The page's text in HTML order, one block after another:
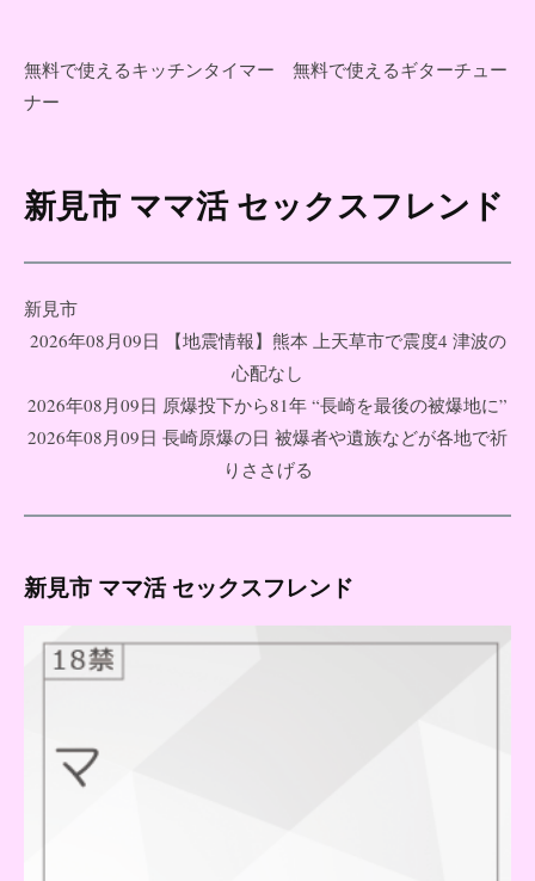
無料で使えるキッチンタイマー
無料で使えるギターチュー
ナー
コ
テ
ン
新見市 ママ活 セックスフレンド
新見市
2026年08月09日 【地震情報】熊本 上天草市で震度4 津波の
心配なし
2026年08月09日 原爆投下から81年 “長崎を最後の被爆地に”
2026年08月09日 長崎原爆の日 被爆者や遺族などが各地で祈
りささげる
新見市 ママ活 セックスフレンド